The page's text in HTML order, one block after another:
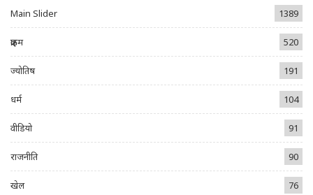
Main Slider 1389
क्राइम 520
ज्योतिष 191
धर्म 104
वीडियो 91
राजनीति 90
खेल 76